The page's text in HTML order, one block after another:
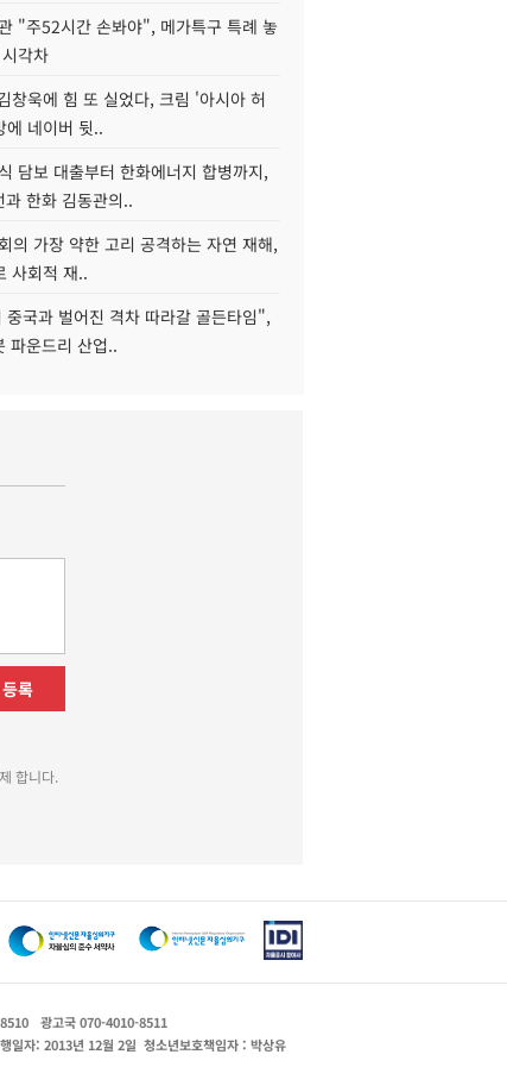
"주52시간 손봐야", 메가특구 특례 놓
각차
창욱에 힘 또 실었다, 크림 '아시아 허
에 네이버 뒷..
담보 대출부터 한화에너지 합병까지,
한화 김동관의..
의 가장 약한 고리 공격하는 자연 재해,
사회적 재..
국과 벌어진 격차 따라갈 골든타임",
파운드리 산업..
등록
합니다.
광고국 070-4010-8511
일자: 2013년 12월 2일 청소년보호책임자 : 박상유